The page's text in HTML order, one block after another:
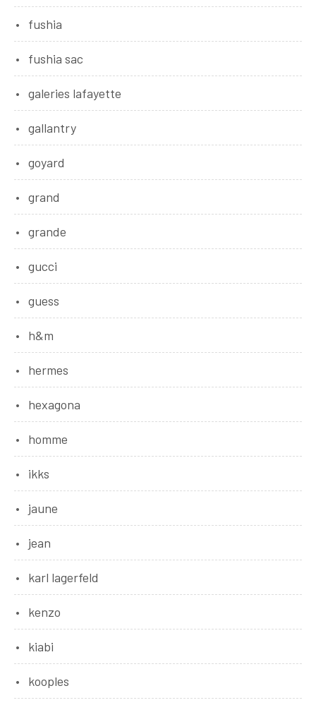
fushia
fushia sac
galeries lafayette
gallantry
goyard
grand
grande
gucci
guess
h&m
hermes
hexagona
homme
ikks
jaune
jean
karl lagerfeld
kenzo
kiabi
kooples